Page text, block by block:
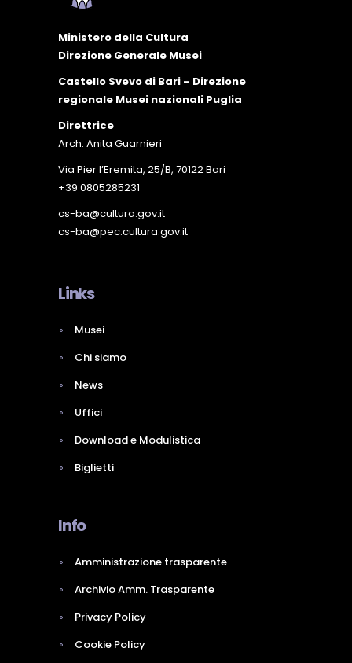
Ministero della Cultura
Direzione Generale Musei
Castello Svevo di Bari – Direzione
regionale Musei nazionali Puglia
Direttrice
Arch. Anita Guarnieri
Via Pier l’Eremita, 25/B, 70122 Bari
+39 0805285231
cs-ba@cultura.gov.it
cs-ba@pec.cultura.gov.it
Links
Musei
Chi siamo
News
Uffici
Download e Modulistica
Biglietti
Info
Amministrazione trasparente
Archivio Amm. Trasparente
Privacy Policy
Cookie Policy